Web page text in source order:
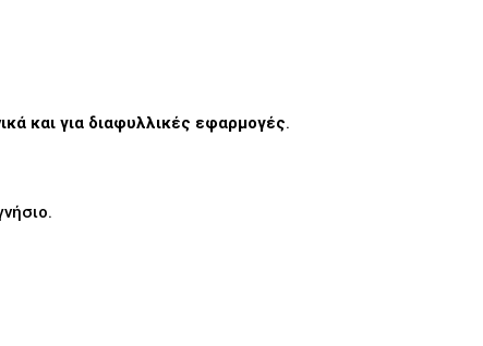
και για διαφυλλικές εφαρμογές.